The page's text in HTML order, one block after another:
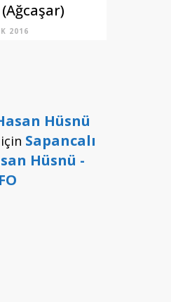
2016
Hüsnü
için Sapancalı
Hüsnü -